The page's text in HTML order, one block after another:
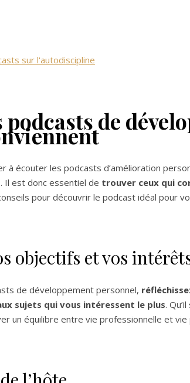
de
à écouter les podcasts d’amélioration
Il est donc essentiel de trouver ceux qui
pour découvrir le podcast idéal pour
objectifs et vos
de développement personnel,
sujets qui vous intéressent le plus.
un équilibre entre vie professionnelle et